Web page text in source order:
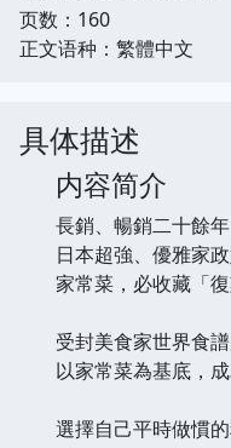
页数：160
正文语种：繁體中文
具体描述
内容简介
長銷、暢銷二十餘
日本超強、優雅家
家常菜，必收藏「
受封美食家世界食
以家常菜為基底，
選擇自己平時做慣